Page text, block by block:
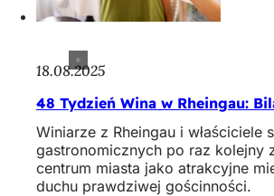
18.08.2025
48 Tydzień Wina w Rheingau:
Winiarze z Rheingau i właściciele
gastronomicznych po raz kolejny
centrum miasta jako atrakcyjne
duchu prawdziwej gościnności.